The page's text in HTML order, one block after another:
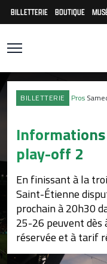
BILLETTERIE BOUTIQUE
BILLETTERIE Pros
play-off 2
En finissant à la
Saint-Étienne
prochain à 20h30
25-26 peuvent dès
réservée et à tarif